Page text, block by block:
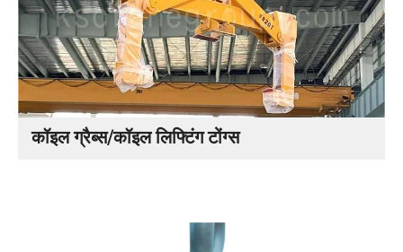
कॉइल ग्रैब्स/कॉइल लिफ्टिंग टोंग्स